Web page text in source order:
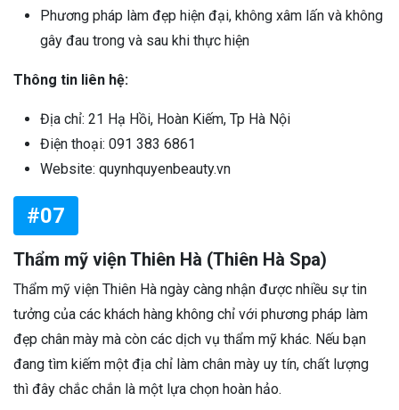
Phương pháp làm đẹp hiện đại, không xâm lấn và không
gây đau trong và sau khi thực hiện
Thông tin liên hệ:
Địa chỉ: 21 Hạ Hồi, Hoàn Kiếm, Tp Hà Nội
Điện thoại: 091 383 6861
Website: quynhquyenbeauty.vn
#07
Thẩm mỹ viện Thiên Hà (Thiên Hà Spa)
Thẩm mỹ viện Thiên Hà ngày càng nhận được nhiều sự tin
tưởng của các khách hàng không chỉ với phương pháp làm
đẹp chân mày mà còn các dịch vụ thẩm mỹ khác. Nếu bạn
đang tìm kiếm một địa chỉ làm chân mày uy tín, chất lượng
thì đây chắc chắn là một lựa chọn hoàn hảo.